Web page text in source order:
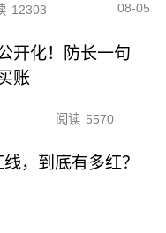
12303 08-05
开化！防长一句
账
阅读 5570
，到底有多红？